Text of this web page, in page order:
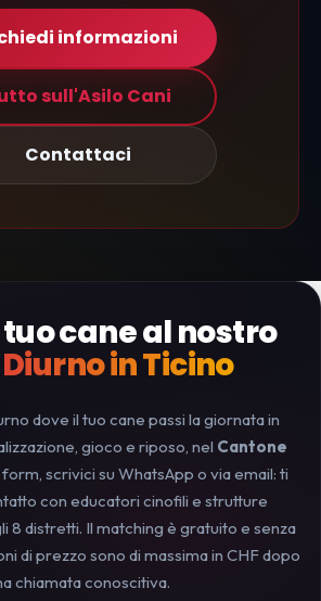
informazioni
sull'Asilo Cani
Contattaci
cane al nostro
in Ticino
dove il tuo cane passi la giornata in
gioco e riposo, nel Cantone
scrivici su WhatsApp o via email: ti
con educatori cinofili e strutture
8 distretti. Il matching è gratuito e senza
di prezzo sono di massima in CHF dopo
chiamata conoscitiva.